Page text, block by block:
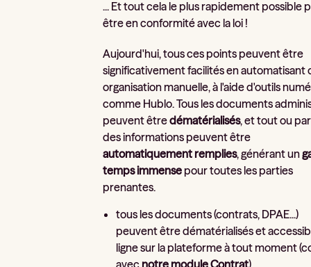
... Et tout cela le plus rapidement possible
être en conformité avec la loi !
Aujourd'hui, tous ces points peuvent être
significativement facilités en automatisant
organisation manuelle, à l'aide d'outils
comme Hublo. Tous les documents
peuvent êtredématérialisés, et tout ou
des informations peuvent être
automatiquement remplies, générant un
temps immense pour toutes les parties
prenantes.
tous les documents (contrats, DPAE...)
peuvent être dématérialisés et
ligne sur la plateforme à tout moment